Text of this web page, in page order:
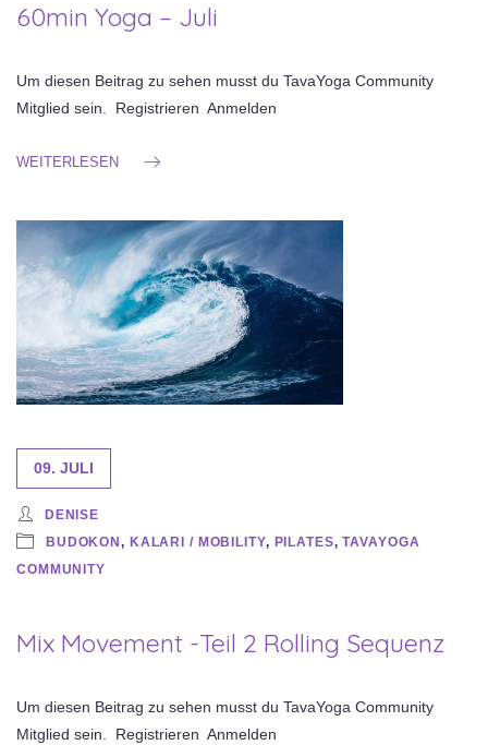
60min Yoga – Juli
Um diesen Beitrag zu sehen musst du TavaYoga Community
Mitglied sein. Registrieren Anmelden
WEITERLESEN
09. JULI
DENISE
BUDOKON, KALARI / MOBILITY, PILATES,TAVAYOGA
COMMUNITY
Mix Movement -Teil 2 Rolling Sequenz
Um diesen Beitrag zu sehen musst du TavaYoga Community
Mitglied sein. Registrieren Anmelden